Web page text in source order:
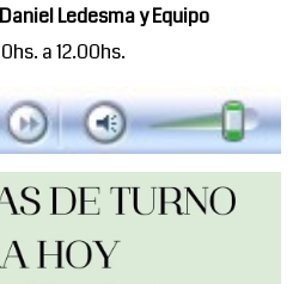
Ledesma y Equipo
a 12.00hs.